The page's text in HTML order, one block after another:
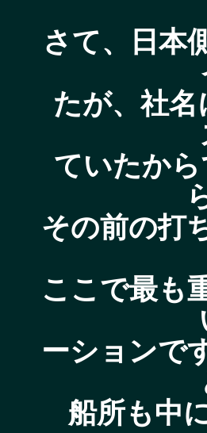
さて、日本
たが、社
ていたか
その前の打
ここで最も
ーションで
船所も中